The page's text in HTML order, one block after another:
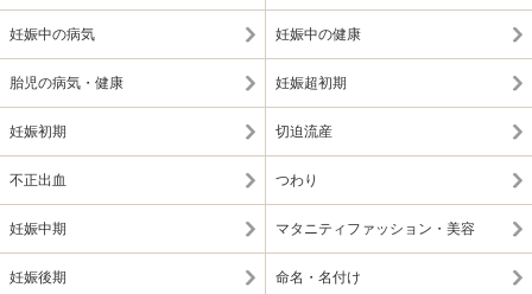
妊娠中の病気 妊娠中の健康
胎児の病気・健康 妊娠超初期
妊娠初期 切迫流産
不正出血 つわり
妊娠中期 マタニティファッション・美容
妊娠後期 命名・名付け